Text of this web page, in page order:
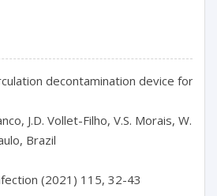
decontamination device for
J.D. Vollet-Filho, V.S. Morais, W.R.
Brazil
(2021) 115, 32-43